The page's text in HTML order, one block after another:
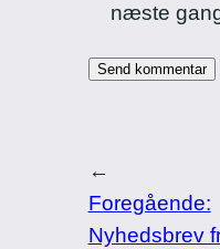
næste
←
Foregående:
Nyhedsbrev